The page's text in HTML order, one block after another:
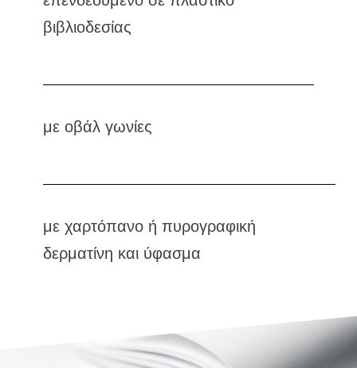
βιβλιοδεσίας
με οβάλ γωνίες
με χαρτόπανο ή πυρογραφική
δερματίνη και ύφασμα